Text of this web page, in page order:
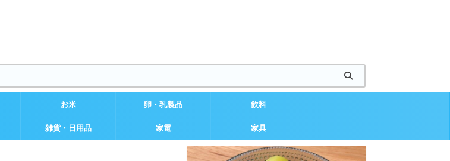
お米 卵・乳製品 飲料
雑貨・日用品 家電 家具